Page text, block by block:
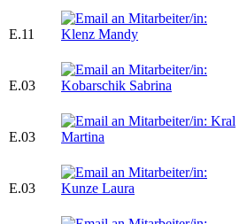
E.11
E.03
E.03
E.03